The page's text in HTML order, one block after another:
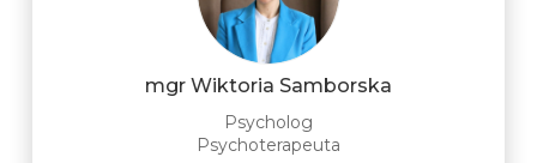
mgr Wiktoria Samborska
Psycholog
Psychoterapeuta